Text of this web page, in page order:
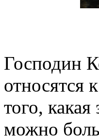
Господин
относятся
того,
можно